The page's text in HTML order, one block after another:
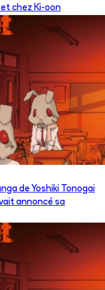
chez Ki-oon
de Yoshiki Tonogai
annoncé sa